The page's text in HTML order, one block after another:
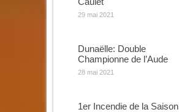
29 mai 2021
Dunaëlle: Double
Championne de l’Aude
28 mai 2021
1er Incendie de la Saison